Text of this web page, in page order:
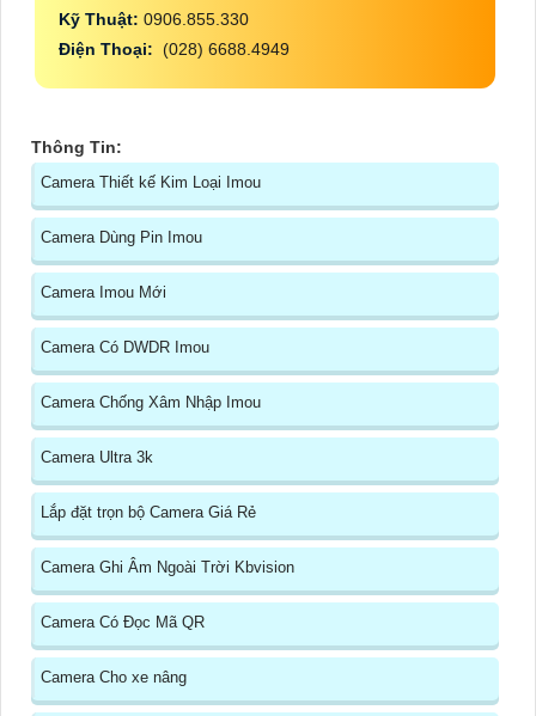
Kỹ Thuật: 0906.855.330
Điện Thoại: (028) 6688.4949
Thông Tin:
Camera Thiết kế Kim Loại Imou
Camera Dùng Pin Imou
Camera Imou Mới
Camera Có DWDR Imou
Camera Chống Xâm Nhập Imou
Camera Ultra 3k
Lắp đặt trọn bộ Camera Giá Rẻ
Camera Ghi Âm Ngoài Trời Kbvision
Camera Có Đọc Mã QR
Camera Cho xe nâng